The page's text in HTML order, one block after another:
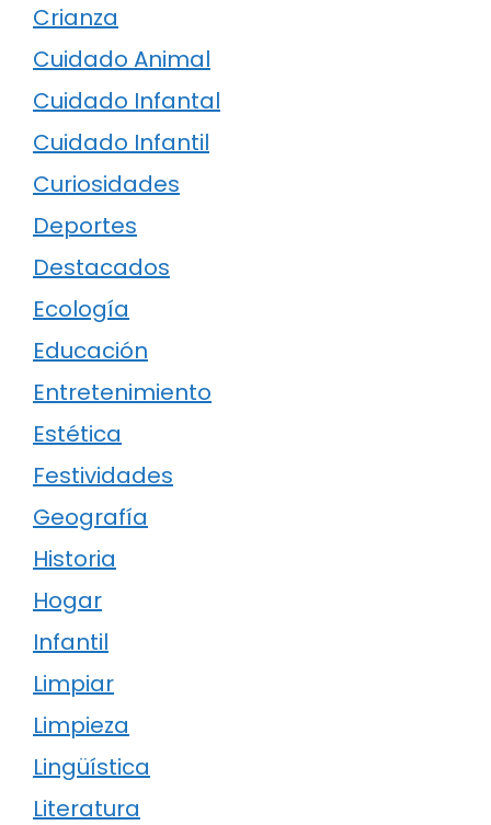
Crianza
Cuidado Animal
Cuidado Infantal
Cuidado Infantil
Curiosidades
Deportes
Destacados
Ecología
Educación
Entretenimiento
Estética
Festividades
Geografía
Historia
Hogar
Infantil
Limpiar
Limpieza
Lingüística
Literatura